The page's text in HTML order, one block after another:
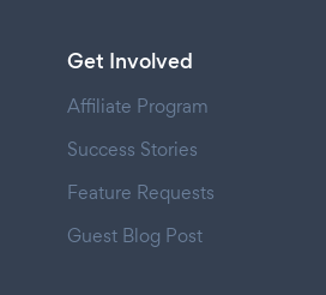
Get Involved
Affiliate Program
Success Stories
Feature Requests
Guest Blog Post